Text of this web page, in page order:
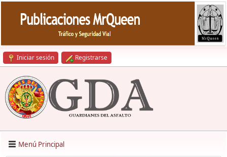
Iniciar sesión Registrarse
Menú Principal